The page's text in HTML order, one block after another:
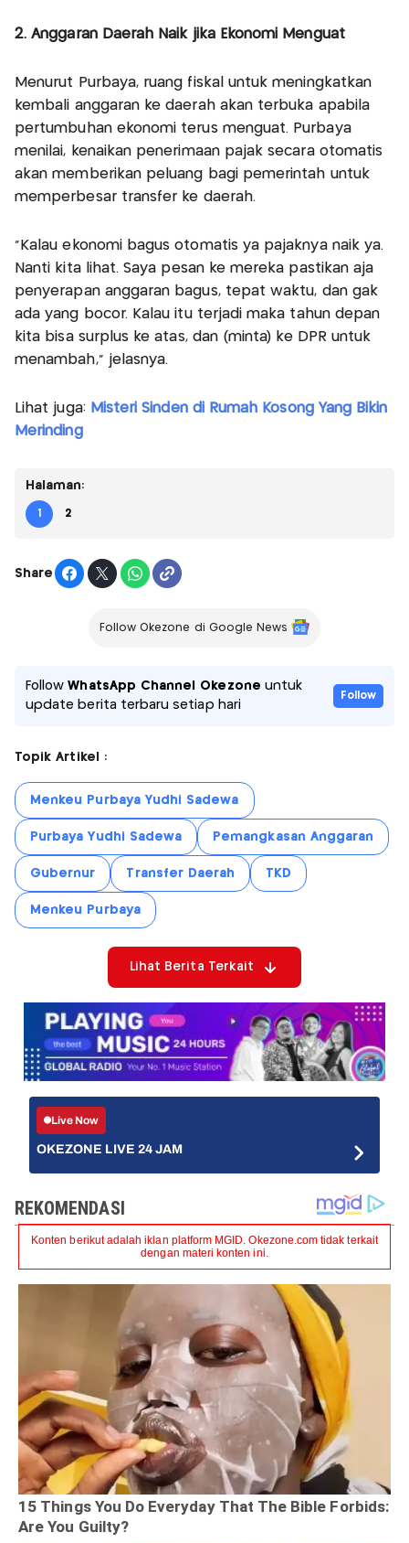
2. Anggaran Daerah Naik jika Ekonomi Menguat
Menurut Purbaya, ruang fiskal untuk meningkatkan
kembali anggaran ke daerah akan terbuka apabila
pertumbuhan ekonomi terus menguat. Purbaya
menilai, kenaikan penerimaan pajak secara otomatis
akan memberikan peluang bagi pemerintah untuk
memperbesar transfer ke daerah.
“Kalau ekonomi bagus otomatis ya pajaknya naik ya.
Nanti kita lihat. Saya pesan ke mereka pastikan aja
penyerapan anggaran bagus, tepat waktu, dan gak
ada yang bocor. Kalau itu terjadi maka tahun depan
kita bisa surplus ke atas, dan (minta) ke DPR untuk
menambah,” jelasnya.
Lihat juga: Misteri Sinden di Rumah Kosong Yang Bikin
Merinding
Halaman:
1 2
Share
Follow Okezone di Google News
FollowWhatsApp Channel Okezone untuk
update berita terbaru setiap hari
Follow
Topik Artikel :
Menkeu Purbaya Yudhi Sadewa
Purbaya Yudhi Sadewa Pemangkasan Anggaran
Gubernur Transfer Daerah TKD
Menkeu Purbaya
Lihat Berita Terkait
Live Now
OKEZONE LIVE 24 JAM